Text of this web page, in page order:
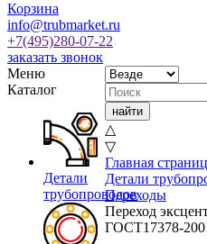
Корзина
info@trubmarket.ru
+7(495)280-07-22
заказать звонок
Меню
Каталог
Детали
трубопроводов
△
▽
Главная
Детали
Переходы
Переход
ГОСТ17378-